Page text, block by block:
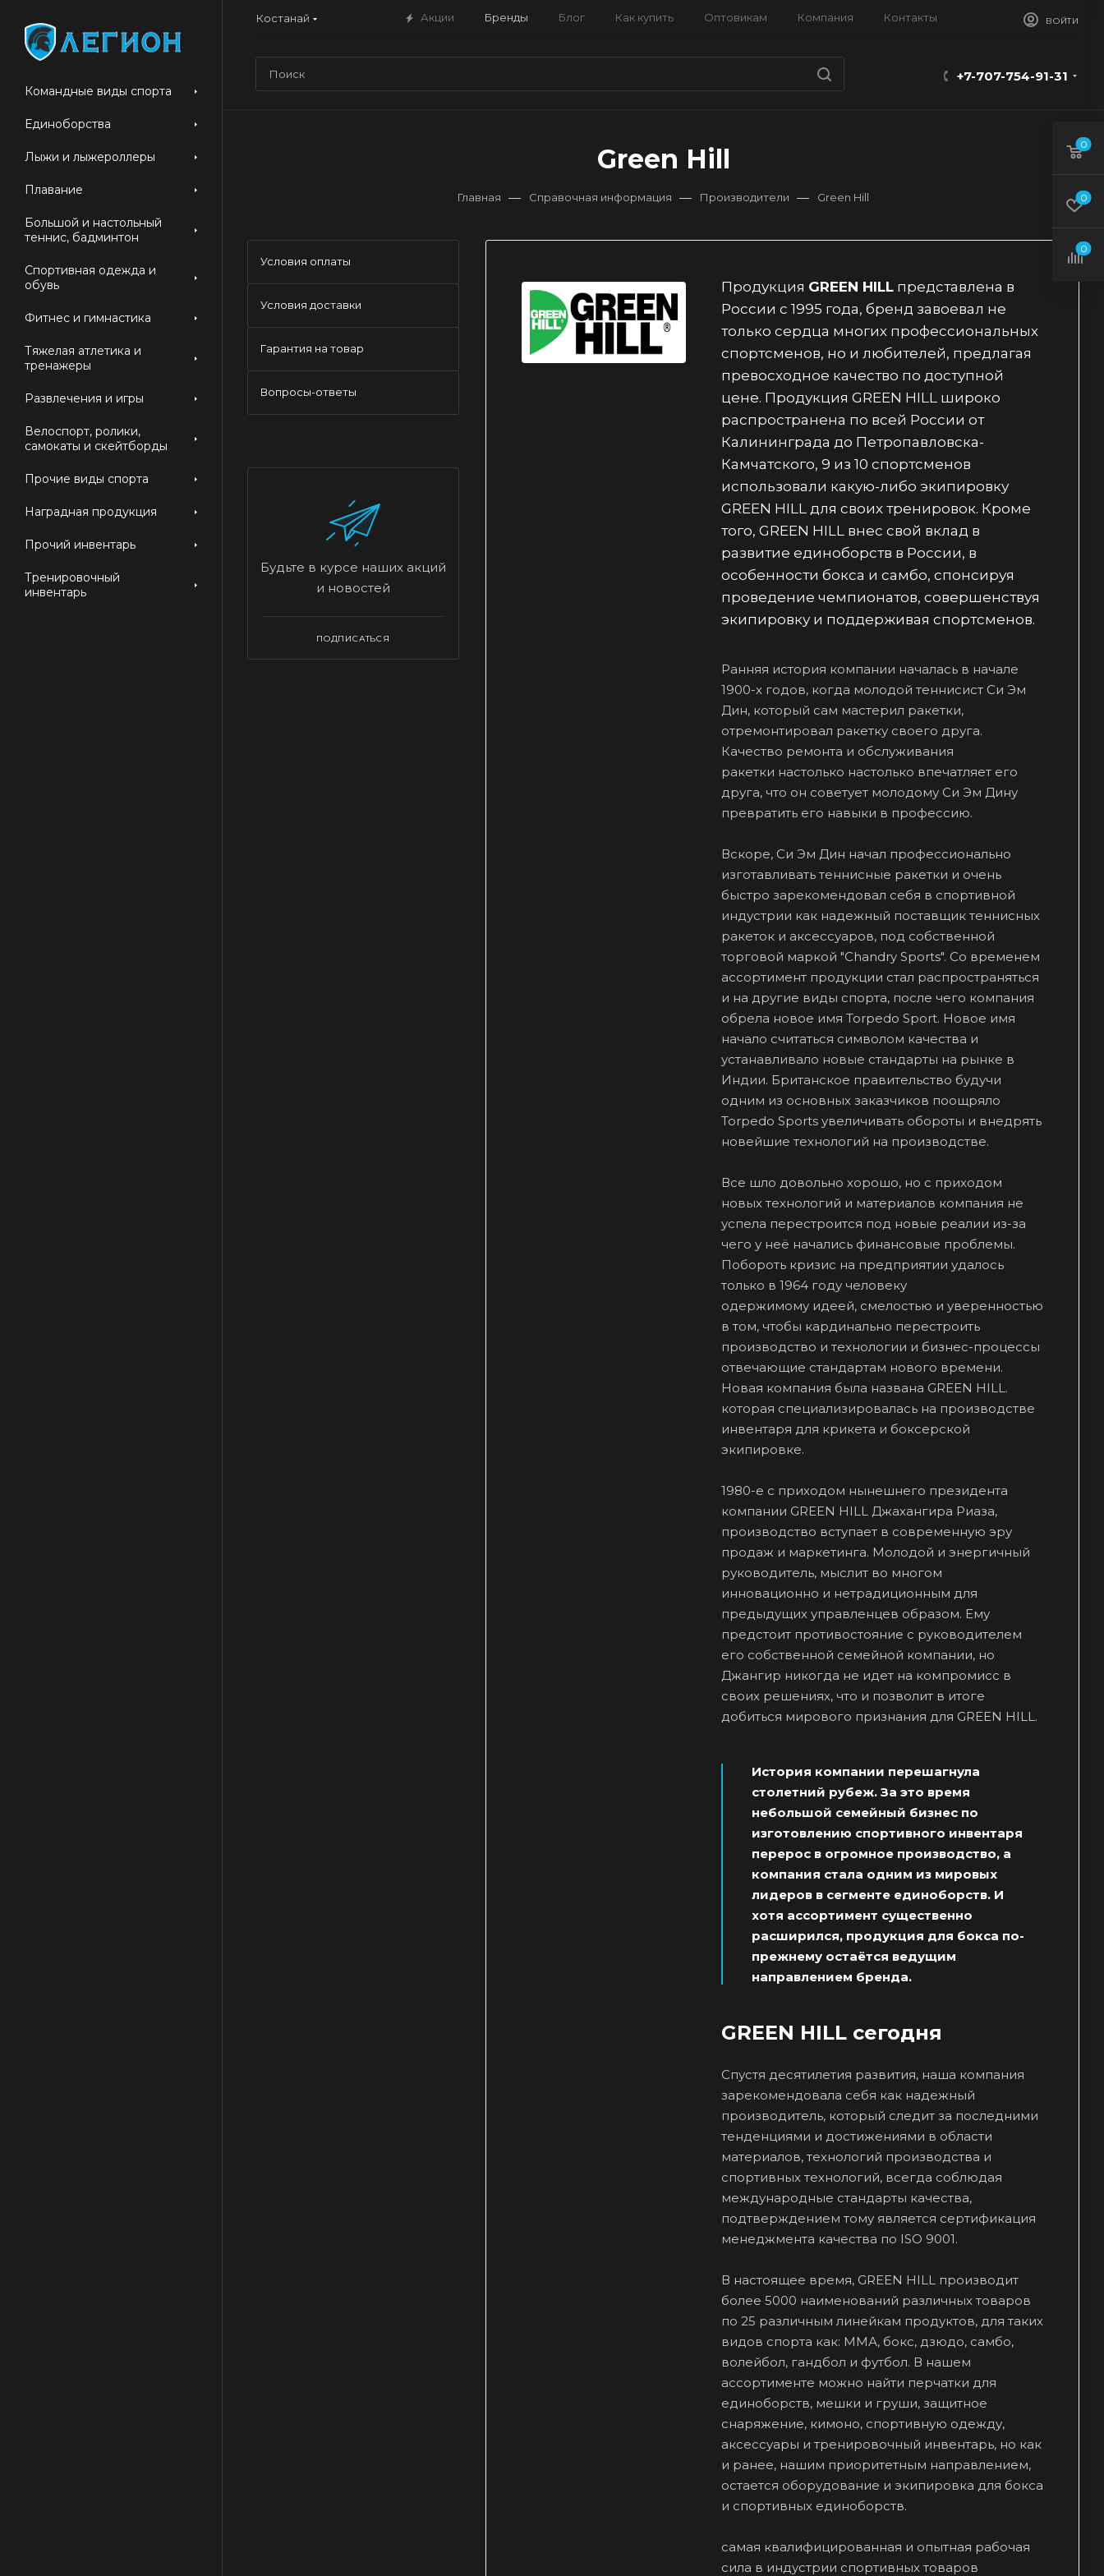
Костанай Акции Бренды Блог Как купить Оптовикам Компания Контакты ВОЙТИ
+7-707-754-91-31
Командные виды спорта
Единоборства
Лыжи и лыжероллеры
Плавание
Большой и настольный
теннис, бадминтон
Спортивная одежда и
обувь
Фитнес и гимнастика
Тяжелая атлетика и
тренажеры
Развлечения и игры
Велоспорт, ролики,
самокаты и скейтборды
Прочие виды спорта
Наградная продукция
Прочий инвентарь
Тренировочный
инвентарь
Green Hill
Главная — Справочная информация — Производители — Green Hill
Продукция GREEN HILL представлена в
России с 1995 года, бренд завоевал не
только сердца многих профессиональных
спортсменов, но и любителей, предлагая
превосходное качество по доступной
цене. Продукция GREEN HILL широко
распространена по всей России от
Калининграда до Петропавловска-
Камчатского, 9 из 10 спортсменов
использовали какую-либо экипировку
GREEN HILL для своих тренировок. Кроме
того, GREEN HILL внес свой вклад в
развитие единоборств в России, в
особенности бокса и самбо, спонсируя
проведение чемпионатов, совершенствуя
экипировку и поддерживая спортсменов.
Ранняя история компании началась в начале
1900-х годов, когда молодой теннисист Си Эм
Дин, который сам мастерил ракетки,
отремонтировал ракетку своего друга.
Качество ремонта и обслуживания
ракетки настолько настолько впечатляет его
друга, что он советует молодому Си Эм Дину
превратить его навыки в профессию.
Вскоре, Си Эм Дин начал профессионально
изготавливать теннисные ракетки и очень
быстро зарекомендовал себя в спортивной
индустрии как надежный поставщик теннисных
ракеток и аксессуаров, под собственной
торговой маркой "Chandry Sports". Со временем
ассортимент продукции стал распространяться
и на другие виды спорта, после чего компания
обрела новое имя Torpedo Sport. Новое имя
начало считаться символом качества и
устанавливало новые стандарты на рынке в
Индии. Британское правительство будучи
одним из основных заказчиков поощряло
Torpedo Sports увеличивать обороты и внедрять
новейшие технологий на производстве.
Все шло довольно хорошо, но с приходом
новых технологий и материалов компания не
успела перестроится под новые реалии из-за
чего у неё начались финансовые проблемы.
Побороть кризис на предприятии удалось
только в 1964 году человеку
одержимому идеей, смелостью и уверенностью
в том, чтобы кардинально перестроить
производство и технологии и бизнес-процессы
отвечающие стандартам нового времени.
Новая компания была названа GREEN HILL.
которая специализировалась на производстве
инвентаря для крикета и боксерской
экипировке.
1980-е с приходом нынешнего президента
компании GREEN HILL Джахангира Риаза,
производство вступает в современную эру
продаж и маркетинга. Молодой и энергичный
руководитель, мыслит во многом
инновационно и нетрадиционным для
предыдущих управленцев образом. Ему
предстоит противостояние с руководителем
его собственной семейной компании, но
Джангир никогда не идет на компромисс в
своих решениях, что и позволит в итоге
добиться мирового признания для GREEN HILL.
История компании перешагнула
столетний рубеж. За это время
небольшой семейный бизнес по
изготовлению спортивного инвентаря
перерос в огромное производство, а
компания стала одним из мировых
лидеров в сегменте единоборств. И
хотя ассортимент существенно
расширился, продукция для бокса по-
прежнему остаётся ведущим
направлением бренда.
GREEN HILL сегодня
Спустя десятилетия развития, наша компания
зарекомендовала себя как надежный
производитель, который следит за последними
тенденциями и достижениями в области
материалов, технологий производства и
спортивных технологий, всегда соблюдая
международные стандарты качества,
подтверждением тому является сертификация
менеджмента качества по ISO 9001.
В настоящее время, GREEN HILL производит
более 5000 наименований различных товаров
по 25 различным линейкам продуктов, для таких
видов спорта как: ММА, бокс, дзюдо, самбо,
волейбол, гандбол и футбол. В нашем
ассортименте можно найти перчатки для
единоборств, мешки и груши, защитное
снаряжение, кимоно, спортивную одежду,
аксессуары и тренировочный инвентарь, но как
и ранее, нашим приоритетным направлением,
остается оборудование и экипировка для бокса
и спортивных единоборств.
самая квалифицированная и опытная рабочая
сила в индустрии спортивных товаров
Условия оплаты
Условия доставки
Гарантия на товар
Вопросы-ответы
Будьте в курсе наших акций
и новостей
ПОДПИСАТЬСЯ
0
0
0